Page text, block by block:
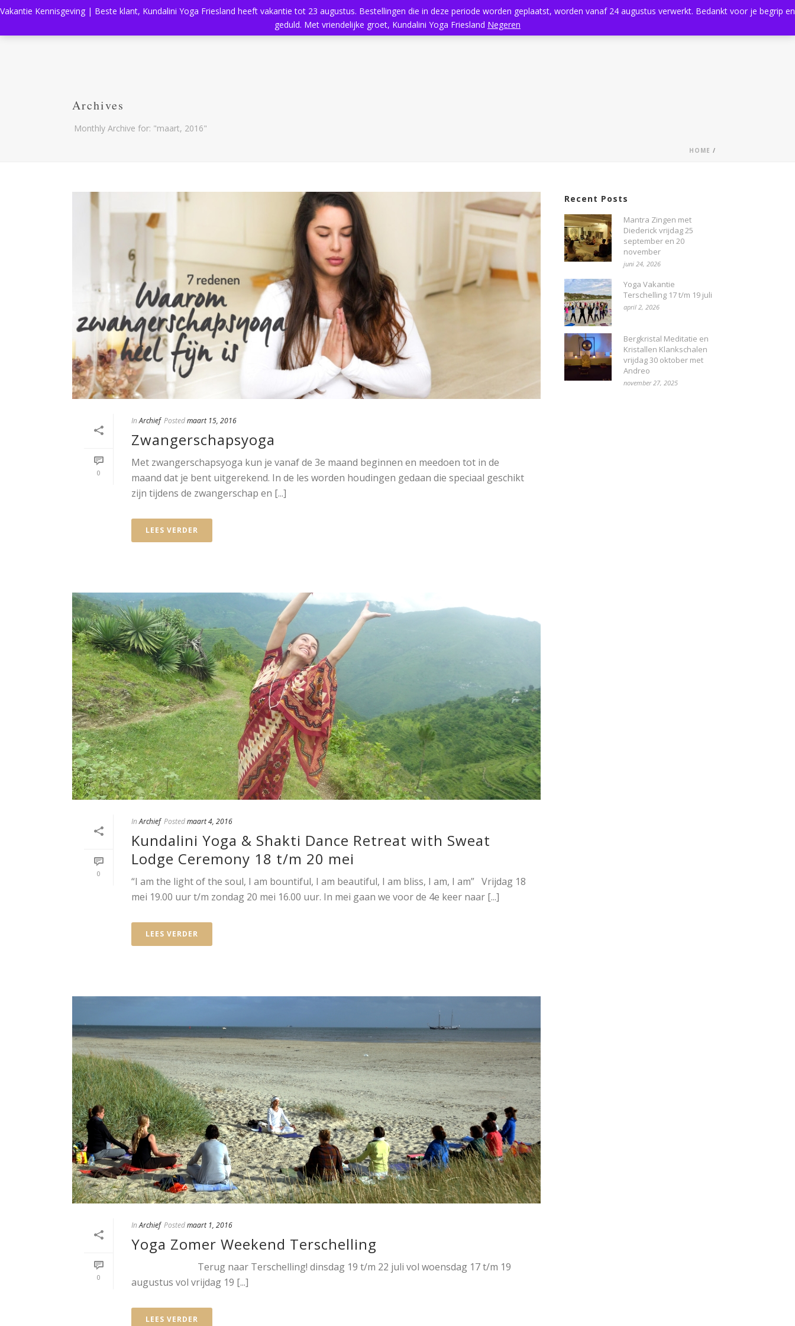
Aanbod Kundalini Yoga Massage Rooster Shop
Archives
Monthly Archive for: "maart, 2016"
HOME /
0
In Archief Postedmaart 15, 2016
Zwangerschapsyoga
Met zwangerschapsyoga kun je vanaf de 3e maand beginnen en meedoen tot in de
maand dat je bent uitgerekend. In de les worden houdingen gedaan die speciaal geschikt
zijn tijdens de zwangerschap en [...]
LEES VERDER
0
In Archief Postedmaart 4, 2016
Kundalini Yoga & Shakti Dance Retreat with Sweat
Lodge Ceremony 18 t/m 20 mei
“I am the light of the soul, I am bountiful, I am beautiful, I am bliss, I am, I am” Vrijdag 18
mei 19.00 uur t/m zondag 20 mei 16.00 uur. In mei gaan we voor de 4e keer naar [...]
LEES VERDER
0
In Archief Postedmaart 1, 2016
Yoga Zomer Weekend Terschelling
Terug naar Terschelling! dinsdag 19 t/m 22 juli vol woensdag 17 t/m 19
augustus vol vrijdag 19 [...]
LEES VERDER
Recent Posts
Mantra Zingen met
Diederick vrijdag 25
september en 20
november
juni 24, 2026
Yoga Vakantie
Terschelling 17 t/m 19 juli
april 2, 2026
Bergkristal Meditatie en
Kristallen Klankschalen
vrijdag 30 oktober met
Andreo
november 27, 2025
Vakantie Kennisgeving | Beste klant, Kundalini Yoga Friesland heeft vakantie tot 23 augustus. Bestellingen die in deze periode worden geplaatst, worden vanaf 24 augustus verwerkt. Bedankt voor je begrip en
geduld. Met vriendelijke groet, Kundalini Yoga Friesland Negeren